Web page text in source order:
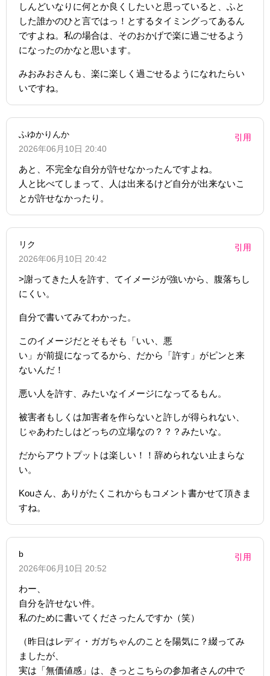
しんどいなりに何とか良くしたいと思っていると、ふと
した誰かのひと言ではっ！とするタイミングってあるん
ですよね。私の場合は、そのおかげで楽に過ごせるよう
になったのかなと思います。
みおみおさんも、楽に楽しく過ごせるようになれたらい
いですね。
ふゆかりんか
2026年06月10日 20:40
引用
あと、不完全な自分が許せなかったんですよね。
人と比べてしまって、人は出来るけど自分が出来ないこ
とが許せなかったり。
リク
2026年06月10日 20:42
引用
>謝ってきた人を許す、てイメージが強いから、腹落ちし
にくい。
自分で書いてみてわかった。
このイメージだとそもそも「いい、悪
い」が前提になってるから、だから「許す」がピンと来
ないんだ！
悪い人を許す、みたいなイメージになってるもん。
被害者もしくは加害者を作らないと許しが得られない、
じゃあわたしはどっちの立場なの？？？みたいな。
だからアウトプットは楽しい！！辞められない止まらな
い。
Kouさん、ありがたくこれからもコメント書かせて頂きま
すね。
b
2026年06月10日 20:52
引用
わー、
自分を許せない件。
私のために書いてくださったんですか（笑）
（昨日はレディ・ガガちゃんのことを陽気に？綴ってみ
ましたが、
実は「無価値感」は、きっとこちらの参加者さんの中で